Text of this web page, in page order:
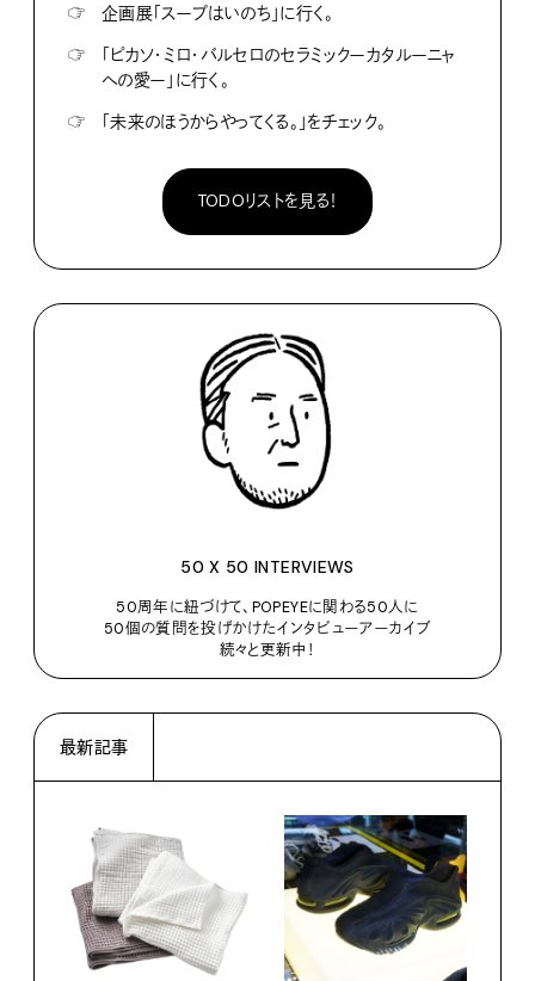
☞
企画展「スープはいのち」に行く。
☞
「ピカソ・ミロ・バルセロのセラミックーカタルーニャ
への愛ー」に行く。
☞
「未来のほうからやってくる。」をチェック。
TODOリストを見る！
50 X 50 INTERVIEWS
50周年に紐づけて、POPEYEに関わる50人に
50個の質問を投げかけたインタビューアーカイブ
続々と更新中！
最新記事